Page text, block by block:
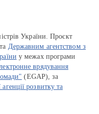
України. Проєкт
та Державним агентством з
у межах програми
врядування
(EGAP), за
розвитку та